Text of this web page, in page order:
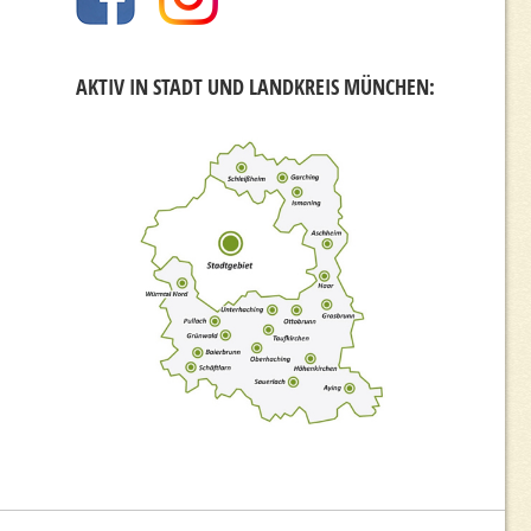
AKTIV IN STADT UND LANDKREIS MÜNCHEN: